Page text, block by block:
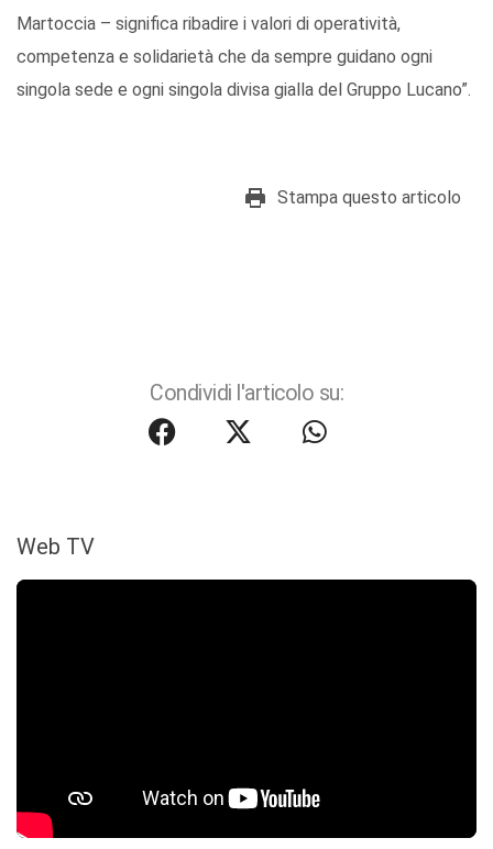
Martoccia – significa ribadire i valori di operatività,
competenza e solidarietà che da sempre guidano ogni
singola sede e ogni singola divisa gialla del Gruppo Lucano”.
Stampa questo articolo
Condividi l'articolo su:
Web TV